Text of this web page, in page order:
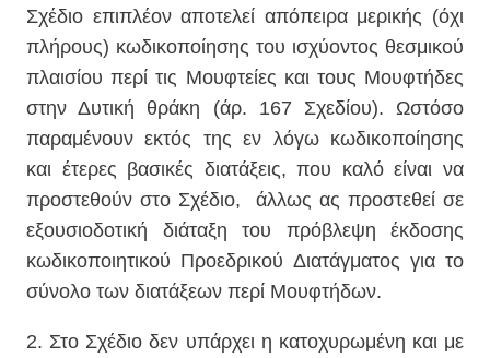
Σχέδιο επιπλέον αποτελεί απόπειρα μερικής (όχι
πλήρους) κωδικοποίησης του ισχύοντος θεσμικού
πλαισίου περί τις Μουφτείες και τους Μουφτήδες
στην Δυτική θράκη (άρ. 167 Σχεδίου). Ωστόσο
παραμένουν εκτός της εν λόγω κωδικοποίησης
και έτερες βασικές διατάξεις, που καλό είναι να
προστεθούν στο Σχέδιο, άλλως ας προστεθεί σε
εξουσιοδοτική διάταξη του πρόβλεψη έκδοσης
κωδικοποιητικού Προεδρικού Διατάγματος για το
σύνολο των διατάξεων περί Μουφτήδων.
2. Στο Σχέδιο δεν υπάρχει η κατοχυρωμένη και με